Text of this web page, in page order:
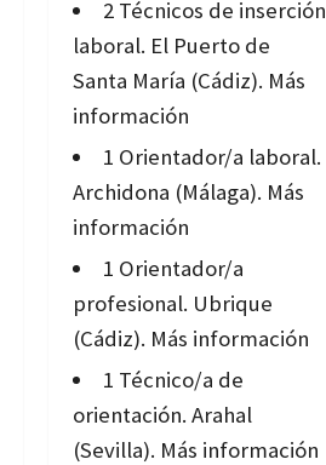
2 Técnicos de inserción
laboral. El Puerto de
Santa María (Cádiz). Más
información
1 Orientador/a laboral.
Archidona (Málaga). Más
información
1 Orientador/a
profesional. Ubrique
(Cádiz). Más información
1 Técnico/a de
orientación. Arahal
(Sevilla). Más información